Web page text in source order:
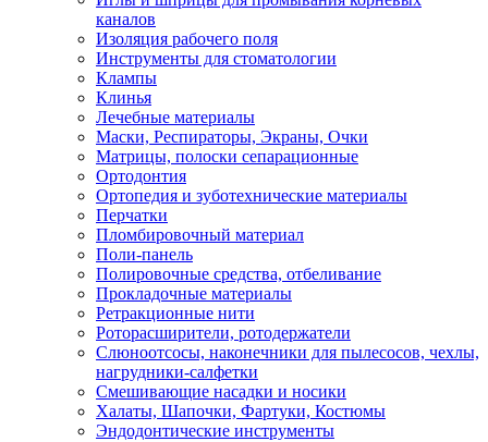
каналов
Изоляция рабочего поля
Инструменты для стоматологии
Клампы
Клинья
Лечебные материалы
Маски, Респираторы, Экраны, Очки
Матрицы, полоски сепарационные
Ортодонтия
Ортопедия и зуботехнические материалы
Перчатки
Пломбировочный материал
Поли-панель
Полировочные средства, отбеливание
Прокладочные материалы
Ретракционные нити
Роторасширители, ротодержатели
Слюноотсосы, наконечники для пылесосов, чехлы,
нагрудники-салфетки
Смешивающие насадки и носики
Халаты, Шапочки, Фартуки, Костюмы
Эндодонтические инструменты